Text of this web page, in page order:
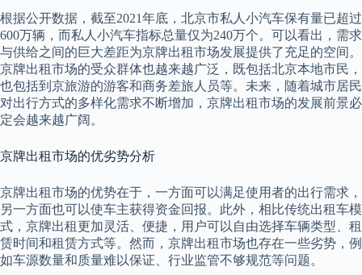
根据公开数据，截至2021年底，北京市私人小汽车保有量已超过
600万辆，而私人小汽车指标总量仅为240万个。可以看出，需求
与供给之间的巨大差距为京牌出租市场发展提供了充足的空间。
京牌出租市场的受众群体也越来越广泛，既包括北京本地市民，
也包括到京旅游的游客和商务差旅人员等。未来，随着城市居民
对出行方式的多样化需求不断增加，京牌出租市场的发展前景必
定会越来越广阔。
京牌出租市场的优劣势分析
京牌出租市场的优势在于，一方面可以满足使用者的出行需求，
另一方面也可以使车主获得资金回报。此外，相比传统出租车模
式，京牌出租更加灵活、便捷，用户可以自由选择车辆类型、租
赁时间和租赁方式等。然而，京牌出租市场也存在一些劣势，例
如车源数量和质量难以保证、行业监管不够规范等问题。